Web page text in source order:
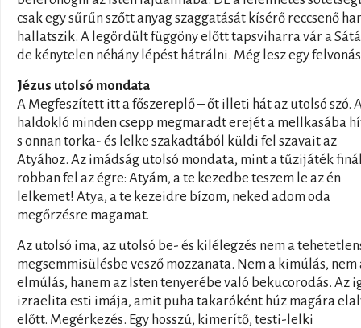
csak egy sűrűn szőtt anyag szaggatását kísérő reccsenő
hallatszik. A legördült függöny előtt tapsviharra vár a
de kénytelen néhány lépést hátrálni. Még lesz egy
Jézus utolsó mondata
A Megfeszített itt a főszereplő – őt illeti hát az utolsó szó.
haldokló minden csepp megmaradt erejét a mellkasába
s onnan torka- és lelke szakadtából küldi fel szavait az
Atyához. Az imádság utolsó mondata, mint a tűzijáték
robban fel az égre: Atyám, a te kezedbe teszem le az én
lelkemet! Atya, a te kezeidre bízom, neked adom oda
megőrzésre magamat.
Az utolsó ima, az utolsó be- és kilélegzés nem a
megsemmisülésbe vesző mozzanata. Nem a kimúlás, nem
elmúlás, hanem az Isten tenyerébe való bekucorodás. Az
izraelita esti imája, amit puha takaróként húz magára
előtt. Megérkezés. Egy hosszú, kimerítő, testi-lelki